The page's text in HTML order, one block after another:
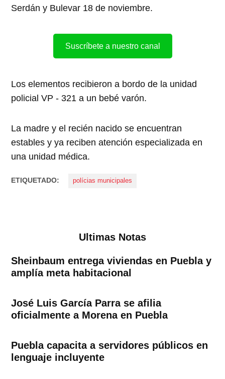
Serdán y Bulevar 18 de noviembre.
Suscríbete a nuestro canal
Los elementos recibieron a bordo de la unidad
policial VP - 321 a un bebé varón.
La madre y el recién nacido se encuentran
estables y ya reciben atención especializada en
una unidad médica.
ETIQUETADO: polícias municipales
Ultimas Notas
Sheinbaum entrega viviendas en Puebla y
amplía meta habitacional
José Luis García Parra se afilia
oficialmente a Morena en Puebla
Puebla capacita a servidores públicos en
lenguaje incluyente